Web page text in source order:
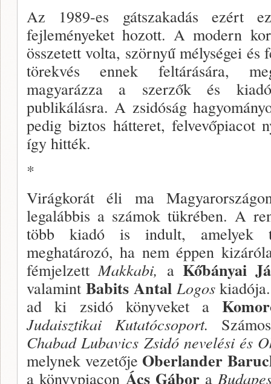
Az 1989-es gátszakadás ezért
fejleményeket ho­zott. A modern
összetett volta, szörnyű mély­ségei és
törekvés ennek feltárására,
magyarázza a szer­zők és
publikálásra. A zsidóság
pedig biztos hátteret, felvevőpiacot
így hitték.
*
Virágkorát éli ma
legalábbis a szá­mok tükrében. A
több kiadó is indult, amelyek
meghatáro­zó, ha nem éppen
fémjelzett Makkabi, a Kőbányai
valamint Babits Antal Logoskiadója.
ad ki zsidó könyveket a
Judaisztikai Kutatócsoport.
Chabad Lubavics Zsidó nevelési és
melynek vezetője Oberlander
a könyvpiacon Ács Gábor a